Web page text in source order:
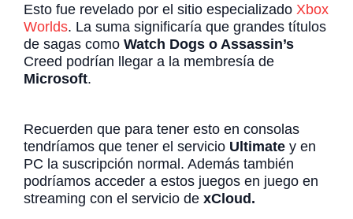
Esto fue revelado por el sitio especializado Xbox
Worlds. La suma significaría que grandes títulos
de sagas como Watch Dogs o Assassin’s
Creed podrían llegar a la membresía de
Microsoft.
Recuerden que para tener esto en consolas
tendríamos que tener el servicio Ultimate y en
PC la suscripción normal. Además también
podríamos acceder a estos juegos en juego en
streaming con el servicio de xCloud.